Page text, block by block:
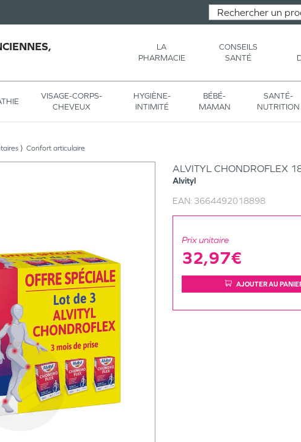
LA
PHARMACIE
CONSEILS
SANTÉ
VISAGE-CORPS-
CHEVEUX
HYGIÈNE-
INTIMITÉ
BÉBÉ-
MAMAN
SANTÉ-
NUTRITION
Confort articulaire
ALVITYL CHONDROFLEX
Alvityl
EAN: 3664492018898
Prix unitaire
32,97€
AJOUTER AU